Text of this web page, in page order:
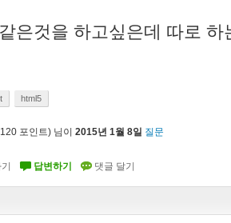
은것을 하고싶은데 따로
html5
120 포인트) 님이 2015년 1월 8일 질문